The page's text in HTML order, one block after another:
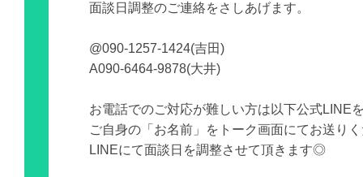
面談日調整のご連絡をさしあげます。
@090-1257-1424(吉田)
A090-6464-9878(大井)
お電話でのご対応が難しい方は以下公式LINE
ご自身の「お名前」をトーク画面にてお送り
LINEにて面談日を調整させて頂きます◎